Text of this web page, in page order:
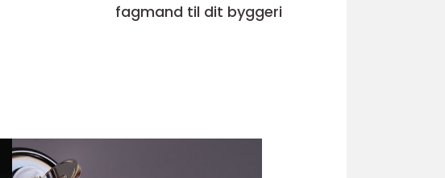
fagmand til dit byggeri